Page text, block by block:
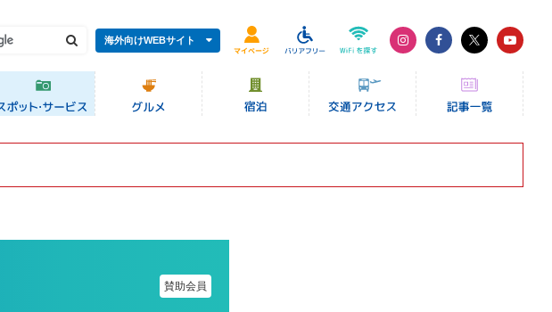
海外向けWEBサイト
賛助会員